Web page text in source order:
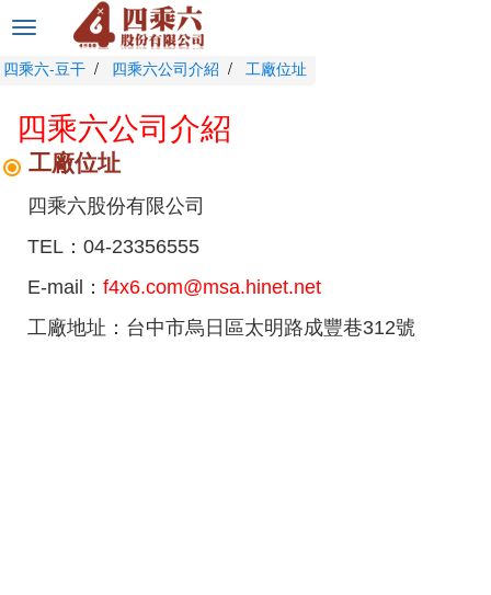
選
切
四乘六-豆干 四乘六公司介紹 工廠位址
四乘六公司介紹
工廠位址
四乘六股份有限公司
TEL：04-23356555
E-mail： f4x6.com@msa.hinet.net
工廠地址：台中市烏日區太明路成豐巷312號